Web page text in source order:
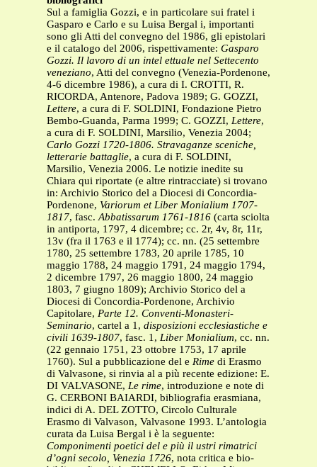
Sul a famiglia Gozzi, e in particolare sui fratel i
Gasparo e Carlo e su Luisa Bergal i, importanti
sono gli Atti del convegno del 1986, gli epistolari
e il catalogo del 2006, rispettivamente: Gasparo
Gozzi. Il lavoro di un intel ettuale nel Settecento
veneziano, Atti del convegno (Venezia-Pordenone,
4-6 dicembre 1986), a cura di I. CROTTI, R.
RICORDA, Antenore, Padova 1989; G. GOZZI,
Lettere, a cura di F. SOLDINI, Fondazione Pietro
Bembo-Guanda, Parma 1999; C. GOZZI, Lettere,
a cura di F. SOLDINI, Marsilio, Venezia 2004;
Carlo Gozzi 1720-1806. Stravaganze sceniche,
letterarie battaglie, a cura di F. SOLDINI,
Marsilio, Venezia 2006. Le notizie inedite su
Chiara qui riportate (e altre rintracciate) si trovano
in: Archivio Storico del a Diocesi di Concordia-
Pordenone, Variorum et Liber Monialium 1707-
1817, fasc.Abbatissarum 1761-1816 (carta sciolta
in antiporta, 1797, 4 dicembre; cc. 2r, 4v, 8r, 11r,
13v (fra il 1763 e il 1774); cc. nn. (25 settembre
1780, 25 settembre 1783, 20 aprile 1785, 10
maggio 1788, 24 maggio 1791, 24 maggio 1794,
2 dicembre 1797, 26 maggio 1800, 24 maggio
1803, 7 giugno 1809); Archivio Storico del a
Diocesi di Concordia-Pordenone, Archivio
Capitolare, Parte 12. Conventi-Monasteri-
Seminario, cartel a 1, disposizioni ecclesiastiche e
civili 1639-1807, fasc. 1, Liber Monialium, cc. nn.
(22 gennaio 1751, 23 ottobre 1753, 17 aprile
1760). Sul a pubblicazione del e Rime di Erasmo
di Valvasone, si rinvia al a più recente edizione: E.
DI VALVASONE, Le rime, introduzione e note di
G. CERBONI BAIARDI, bibliografia erasmiana,
indici di A. DEL ZOTTO, Circolo Culturale
Erasmo di Valvason, Valvasone 1993. L’antologia
curata da Luisa Bergal i è la seguente:
Componimenti poetici del e più il ustri rimatrici
d’ogni secolo, Venezia 1726, nota critica e bio-